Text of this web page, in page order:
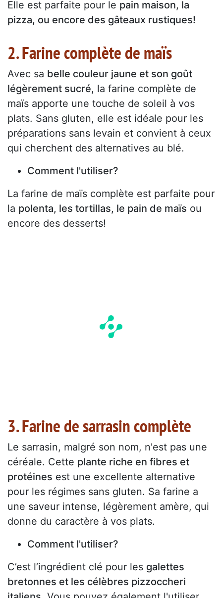
Elle est parfaite pour le pain maison, la
pizza, ou encore des gâteaux rustiques!
2. Farine complète de maïs
Avec sa belle couleur jaune et son goût
légèrement sucré, la farine complète de
maïs apporte une touche de soleil à vos
plats. Sans gluten, elle est idéale pour les
préparations sans levain et convient à ceux
qui cherchent des alternatives au blé.
Comment l'utiliser?
La farine de maïs complète est parfaite pour
la polenta, les tortillas, le pain de maïs ou
encore des desserts!
3. Farine de sarrasin complète
Le sarrasin, malgré son nom, n'est pas une
céréale. Cette plante riche en fibres et
protéines est une excellente alternative
pour les régimes sans gluten. Sa farine a
une saveur intense, légèrement amère, qui
donne du caractère à vos plats.
Comment l'utiliser?
C’est l’ingrédient clé pour les galettes
bretonnes et les célèbres pizzoccheri